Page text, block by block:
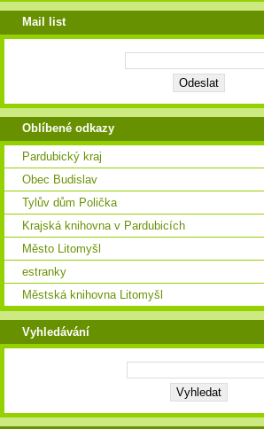
Mail list
Oblíbené odkazy
Pardubický kraj
Obec Budislav
Tylův dům Polička
Krajská knihovna v Pardubicích
Město Litomyšl
estranky
Městská knihovna Litomyšl
Vyhledávání